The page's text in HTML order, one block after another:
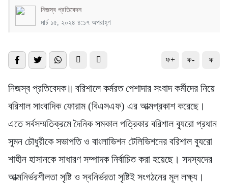
নিজস্ব প্রতিবেদন
মার্চ ১৫, ২০২৪ ৪:১৭ অপরাহ্ণ
ফ+ ফ- ফ
নিজস্ব প্রতিবেদক‍॥ বরিশালে কর্মরত পেশাদার সংবাদ কর্মীদের নিয়ে
বরিশাল সাংবাদিক ফোরাম (বিএসএফ) এর আত্মপ্রকাশ করেছে।
এতে সর্বসম্মতিক্রমে দৈনিক সমকাল পত্রিকার বরিশাল ব্যুরো প্রধান
সুমন চৌধুরীকে সভাপতি ও বাংলাভিশন টেলিভিশনের বরিশাল ব্যুরো
শাহীন হাসানকে সাধারণ সম্পাদক নির্বাচিত করা হয়েছে। সদস্যদের
আত্মনির্ভরশীলতা সৃষ্টি ও স্বনির্ভরতা সৃষ্টিই সংগঠনের মূল লক্ষ্য।